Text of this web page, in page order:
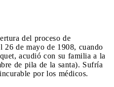
del proceso de
26 de mayo de 1908, cuando
acudió con su familia a la
de pila de la santa). Sufría
por los médicos.